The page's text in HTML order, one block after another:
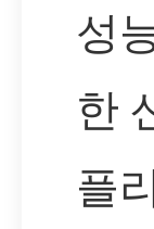
성
한
플